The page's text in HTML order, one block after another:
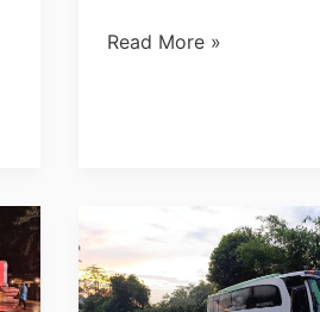
Read More »
Pariwisata